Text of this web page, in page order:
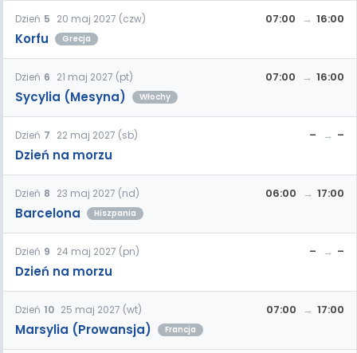
Dzień 5 20 maj 2027 (czw)
Korfu Grecja
07:00 16:00
Dzień 6 21 maj 2027 (pt)
Sycylia (Mesyna) Włochy
07:00 16:00
Dzień 7 22 maj 2027 (sb)
Dzień na morzu
– –
Dzień 8 23 maj 2027 (nd)
Barcelona Hiszpania
06:00 17:00
Dzień 9 24 maj 2027 (pn)
Dzień na morzu
– –
Dzień 10 25 maj 2027 (wt)
Marsylia (Prowansja) Francja
07:00 17:00